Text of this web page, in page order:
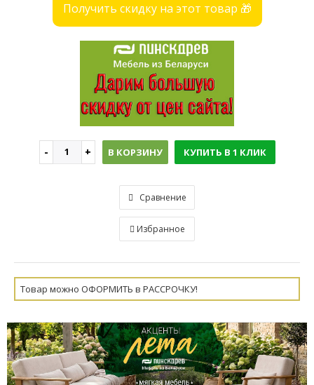
Получить скидку на этот товар 🎁
В КОРЗИНУ КУПИТЬ В 1 КЛИК
Сравнение
Избранное
Товар можно ОФОРМИТЬ в РАССРОЧКУ!